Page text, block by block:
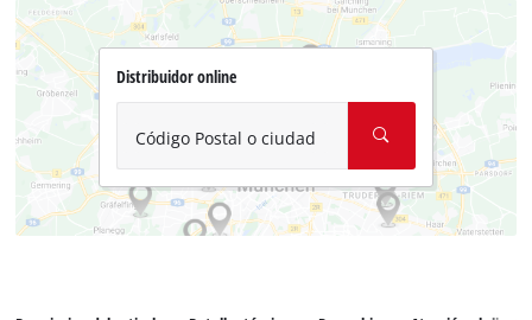
Distribuidor online
Código Postal o ciudad